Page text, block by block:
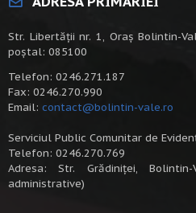
Str. Libertății nr. 1, Oraș Bolintin-
poștal: 085100
Telefon: 0246.271.187
Fax: 0246.270.990
Email: contact@bolintin-vale.ro
Serviciul Public Comunitar de
Telefon: 0246.270.769
Adresa: Str. Grădiniței,
administrative)